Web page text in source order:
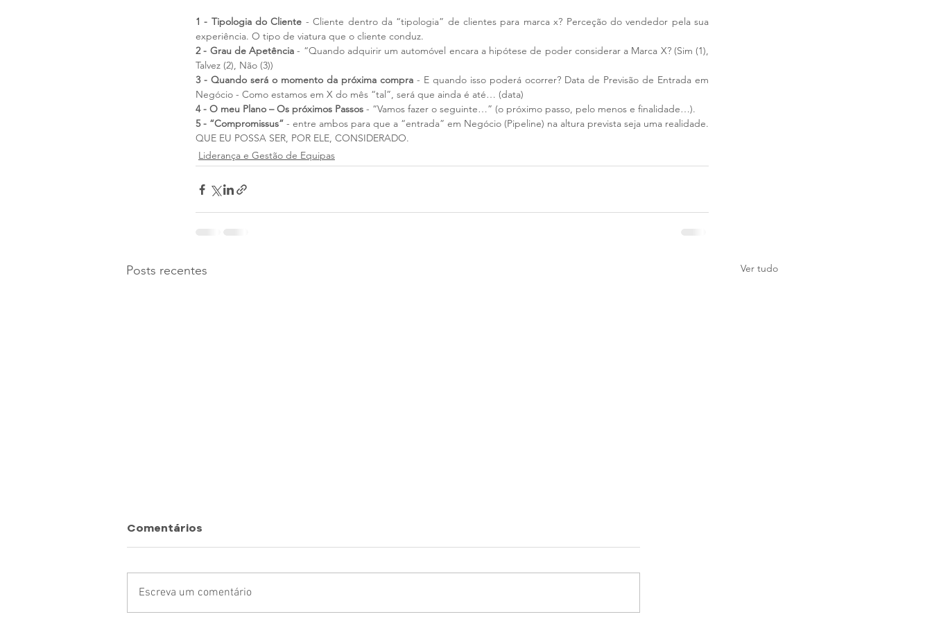
1 - Tipologia do Cliente - Cliente dentro da “tipologia” de clientes para marca x? Perceção do vendedor pela sua
experiência. O tipo de viatura que o cliente conduz.
2 - Grau de Apetência - “Quando adquirir um automóvel encara a hipótese de poder considerar a Marca X? (Sim (1),
Talvez (2), Não (3))
3 - Quando será o momento da próxima compra - E quando isso poderá ocorrer? Data de Previsão de Entrada em
Negócio - Como estamos em X do mês “tal”, será que ainda é até… (data)
4 - O meu Plano – Os próximos Passos - “Vamos fazer o seguinte…” (o próximo passo, pelo menos e finalidade…).
5 - “Compromissus” - entre ambos para que a “entrada” em Negócio (Pipeline) na altura prevista seja uma realidade.
QUE EU POSSA SER, POR ELE, CONSIDERADO.
Liderança e Gestão de Equipas
Posts recentes Ver tudo
Comentários
Escreva um comentário